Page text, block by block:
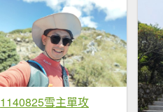
1140825雪主單攻